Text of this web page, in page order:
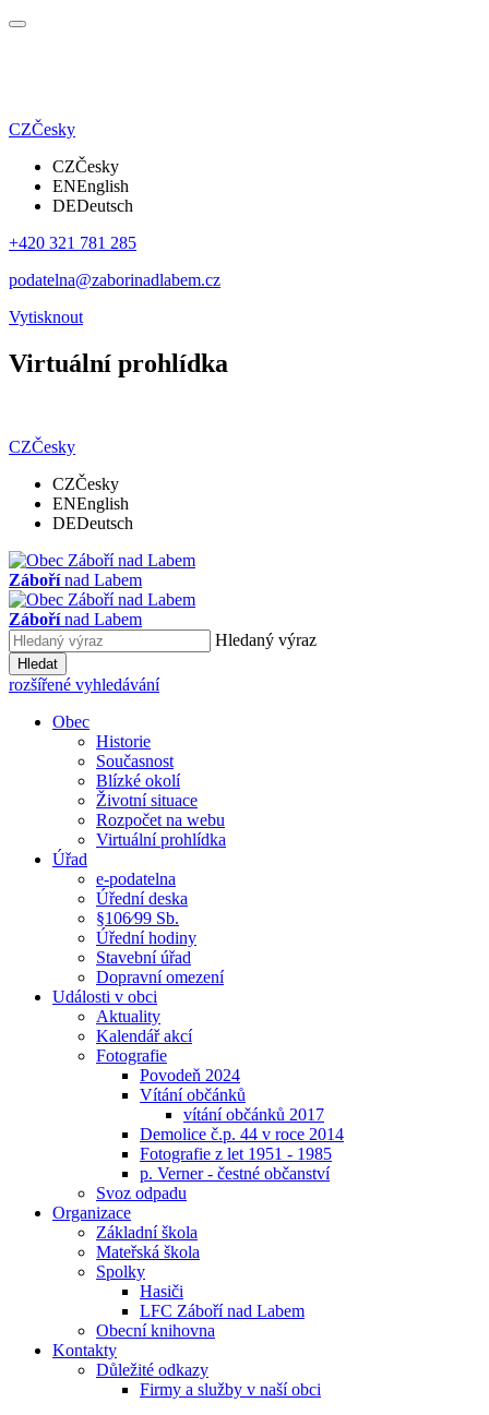
CZČesky
CZČesky
ENEnglish
DEDeutsch
+420 321 781 285
podatelna@zaborinadlabem.cz
Vytisknout
Virtuální prohlídka
CZČesky
CZČesky
ENEnglish
DEDeutsch
Zábořínad Labem
Zábořínad Labem
Hledaný výraz
Hledat
rozšířené vyhledávání
Obec
Historie
Současnost
Blízké okolí
Životní situace
Rozpočet na webu
Virtuální prohlídka
Úřad
e-podatelna
Úřední deska
§106⁄99 Sb.
Úřední hodiny
Stavební úřad
Dopravní omezení
Události v obci
Aktuality
Kalendář akcí
Fotografie
Povodeň 2024
Vítání občánků
vítání občánků 2017
Demolice č.p. 44 v roce 2014
Fotografie z let 1951 - 1985
p. Verner - čestné občanství
Svoz odpadu
Organizace
Základní škola
Mateřská škola
Spolky
Hasiči
LFC Záboří nad Labem
Obecní knihovna
Kontakty
Důležité odkazy
Firmy a služby v naší obci